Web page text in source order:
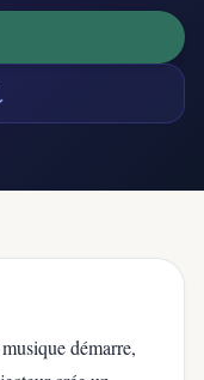
démarre,